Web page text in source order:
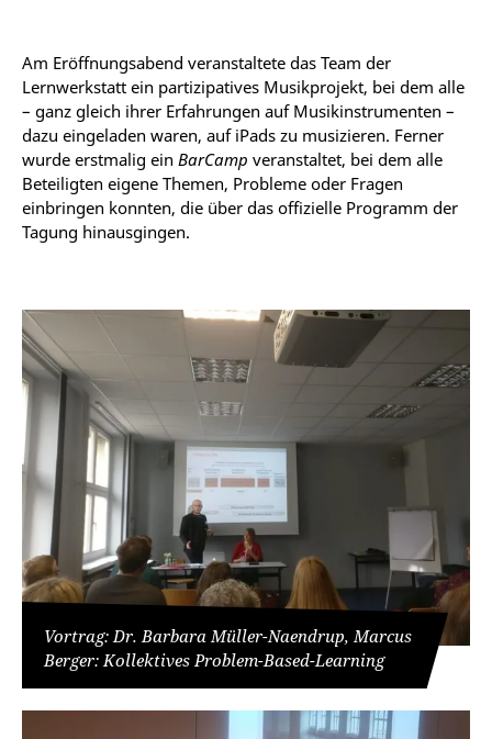
Am Eröffnungsabend veranstaltete das Team der
Lernwerkstatt ein partizipatives Musikprojekt, bei dem alle
– ganz gleich ihrer Erfahrungen auf Musikinstrumenten –
dazu eingeladen waren, auf iPads zu musizieren. Ferner
wurde erstmalig ein BarCamp veranstaltet, bei dem alle
Beteiligten eigene Themen, Probleme oder Fragen
einbringen konnten, die über das offizielle Programm der
Tagung hinausgingen.
Vortrag: Dr. Barbara Müller-Naendrup, Marcus
Berger: Kollektives Problem-Based-Learning